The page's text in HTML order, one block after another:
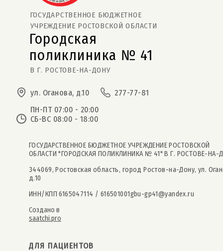
В Г. РОСТОВЕ-НА-ДОНУ
ГОСУДАРСТВЕННОЕ БЮДЖЕТНОЕ
поликлиника № 41
УЧРЕЖДЕНИЕ РОСТОВСКОЙ ОБЛАСТИ
Городская
ул. Оганова, д.10
277-77-81
ПН-ПТ 07:00 - 20:00
СБ-ВС 08:00 - 18:00
ГОСУДАРСТВЕННОЕ БЮДЖЕТНОЕ УЧРЕЖДЕНИЕ РОСТОВСКОЙ
ОБЛАСТИ "ГОРОДСКАЯ ПОЛИКЛИНИКА № 41" В Г. РОСТОВЕ-НА-
344069, Ростовская область, город Ростов-на-Дону, ул.
д.10
ИНН/КПП 6165047114 / 616501001gbu-gp41@yandex.ru
Создано в
saatchi.pro
ДЛЯ ПАЦИЕНТОВ